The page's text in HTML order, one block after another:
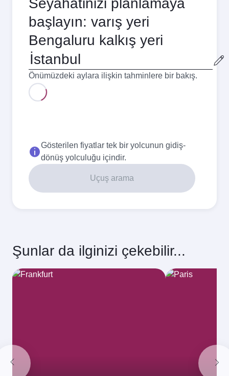
Seyahatinizi planlamaya
başlayın: varış yeri
Bengaluru kalkış yeri
Kalkış
şehri
Önümüzdeki aylara ilişkin tahminlere bir bakış.
En iyi fiyat
USD599,44
Ekim
USD599,44